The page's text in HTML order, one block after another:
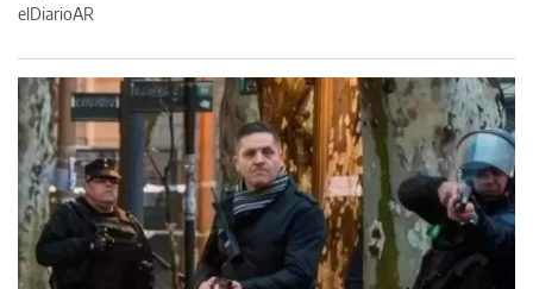
elDiarioAR